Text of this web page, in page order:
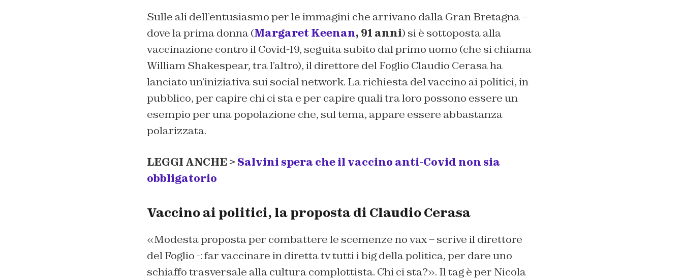
Sulle ali dell’entusiasmo per le immagini che arrivano dalla Gran Bretagna –
dove la prima donna (Margaret Keenan, 91 anni) si è sottoposta alla
vaccinazione contro il Covid-19, seguita subito dal primo uomo (che si chiama
William Shakespear, tra l’altro), il direttore del Foglio Claudio Cerasa ha
lanciato un’iniziativa sui social network. La richiesta del vaccino ai politici, in
pubblico, per capire chi ci sta e per capire quali tra loro possono essere un
esempio per una popolazione che, sul tema, appare essere abbastanza
polarizzata.
LEGGI ANCHE > Salvini spera che il vaccino anti-Covid non sia
obbligatorio
Vaccino ai politici, la proposta di Claudio Cerasa
«Modesta proposta per combattere le scemenze no vax – scrive il direttore
del Foglio -: far vaccinare in diretta tv tutti i big della politica, per dare uno
schiaffo trasversale alla cultura complottista. Chi ci sta?». Il tag è per Nicola